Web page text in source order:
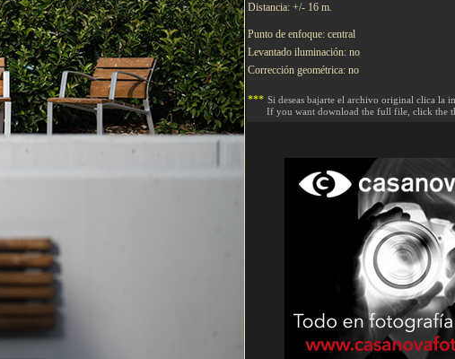
Distancia: +/- 16 m.
Punto de enfoque: central
Levantado iluminación: no
Corrección geométrica: no
*** Si deseas bajarte el archivo original clica la
If you want download the full file, click the